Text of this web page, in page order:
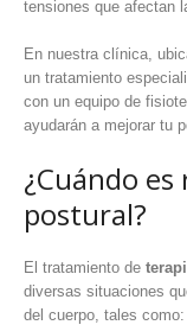
tensiones que afectan
En nuestra clínica,
un tratamiento
con un equipo de
ayudarán a mejorar tu
¿Cuándo
postural?
El tratamiento de
diversas situaciones
del cuerpo, tales como: